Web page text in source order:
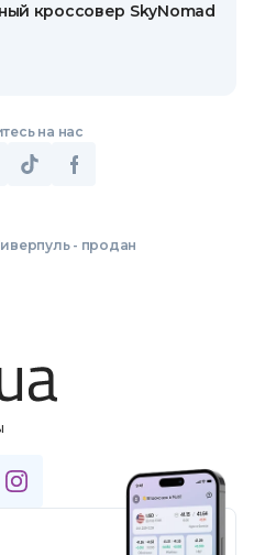
кроссовер SkyNomad
на нас
- продан